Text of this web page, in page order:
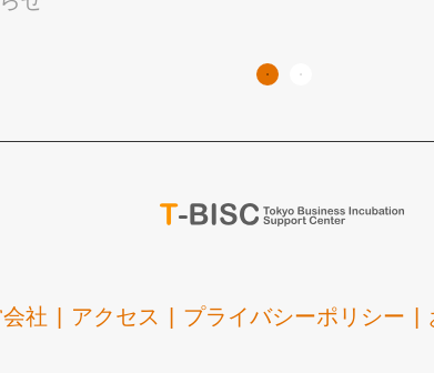
社 アクセス プライバシーポリシー